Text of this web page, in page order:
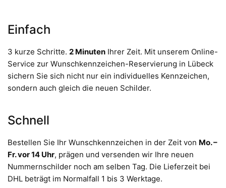
Einfach
3 kurze Schritte. 2 Minuten Ihrer Zeit. Mit unserem Online-
Service zur Wunschkennzeichen-Reservierung in Lübeck
sichern Sie sich nicht nur ein individuelles Kennzeichen,
sondern auch gleich die neuen Schilder.
Schnell
Bestellen Sie Ihr Wunschkennzeichen in der Zeit von Mo. –
Fr. vor 14 Uhr, prägen und versenden wir Ihre neuen
Nummernschilder noch am selben Tag. Die Lieferzeit bei
DHL beträgt im Normalfall 1 bis 3 Werktage.